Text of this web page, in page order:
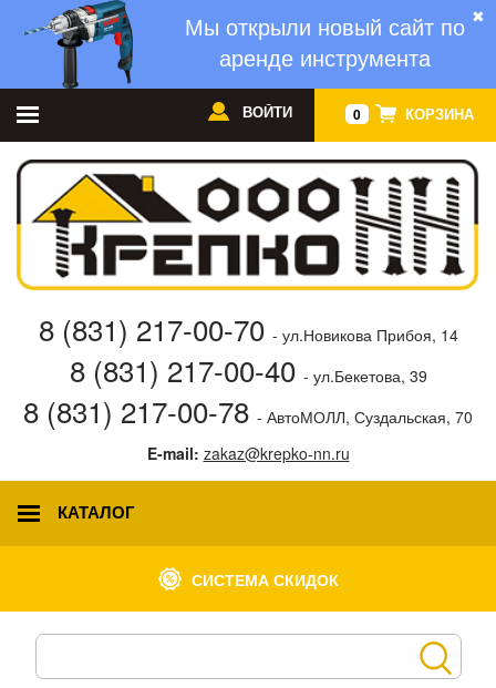
✖
Мы открыли новый сайт по
аренде инструмента
0 КОРЗИНА
ВОЙТИ
8 (831) 217-00-70 - ул.Новикова Прибоя, 14
8 (831) 217-00-40 - ул.Бекетова, 39
8 (831) 217-00-78 - АвтоМОЛЛ, Суздальская, 70
E-mail: zakaz@krepko-nn.ru
КАТАЛОГ
СИСТЕМА СКИДОК